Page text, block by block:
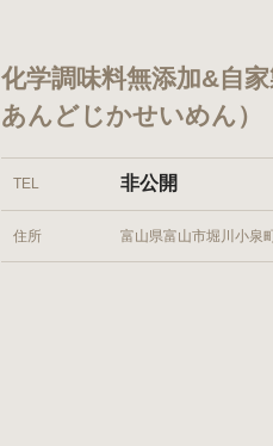
化学調味料無添加&
あんどじかせいめん）
TEL 非公開
住所 富山県富山市堀川小泉